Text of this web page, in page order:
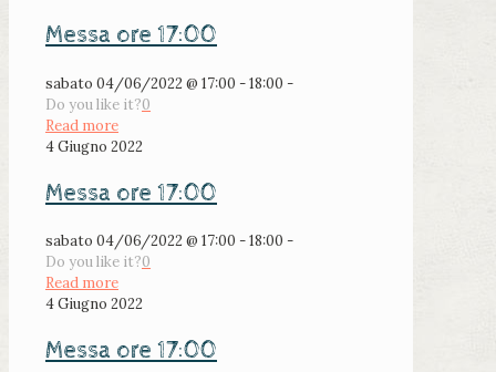
Messa ore 17:00
sabato 04/06/2022 @ 17:00 - 18:00 -
Do you like it?0
Read more
4 Giugno 2022
Messa ore 17:00
sabato 04/06/2022 @ 17:00 - 18:00 -
Do you like it?0
Read more
4 Giugno 2022
Messa ore 17:00